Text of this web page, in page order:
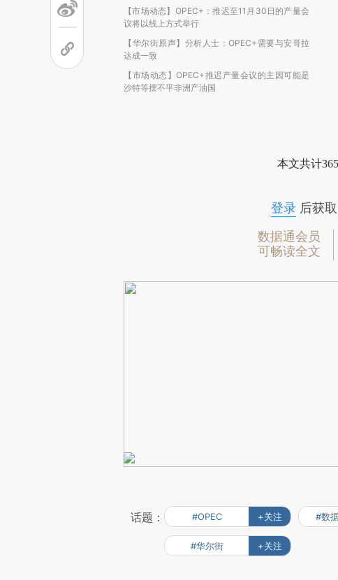
【市场动态】OPEC+：推迟至11月30日的产量会
议将以线上方式举行
【华尔街原声】分析人士：OPEC+需要与安哥拉
达成一致
【市场动态】OPEC+推迟产量会议的主因可能是
沙特等摆不平非洲产油国
本文共计
登录后获取
数据通会员
可畅读全文
话题： #OPEC +关注 #数
#华尔街 +关注